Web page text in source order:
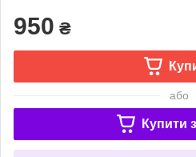
950 ₴
або
Купити з